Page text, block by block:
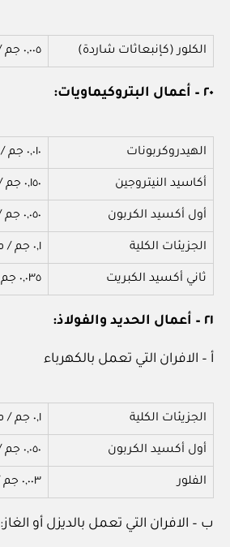
الكلور (كإنبعاثات شاردة) ٠,٠٠٥ جم / م٣
٢٠ – أعمال البتروكيماويات:
الهيدروكربونات ٠,٠١٠ جم / م٣
أكاسيد النيتروجين ٠,١٥٠ جم / م٣
أول أكسيد الكربون ٠,٠٥٠ جم / م٣
الجزيئات الكلية ٠,١ جم / م٣
ثاني أكسيد الكبريت ٠,٠٣٥ جم / م٣
٢١ – أعمال الحديد والفولاذ:
أ – الافران التي تعمل بالكهرباء
الجزيئات الكلية ٠,١ جم / م٣
أول أكسيد الكربون ٠,٠٥٠ جم / م٣
الفلور ٠,٠٠٣ جم / م٣
ب – الافران التي تعمل بالديزل أو الغاز: